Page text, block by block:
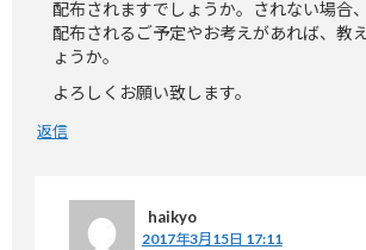
配布されますでしょうか。されない場合
配布されるご予定やお考えがあれば、教
ょうか。
よろしくお願い致します。
返信
haikyo
2017年3月15日 17:11